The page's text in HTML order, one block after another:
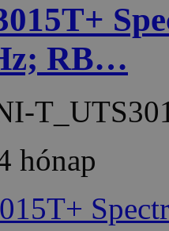
RB…
hónap